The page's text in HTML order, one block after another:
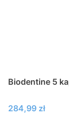
Biodentine 5
Cena
284,99 zł